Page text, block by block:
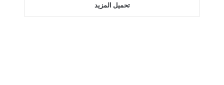
تحميل المزيد